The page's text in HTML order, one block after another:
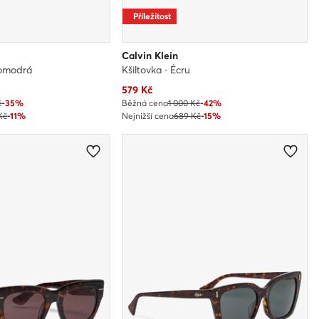
-35%
-11%
Příležitost
Calvin Klein
Kšiltovka · Écru
Aktuální cena
579Kč
Běžná cena1 000 Kč-42%
Nejnižší cena689 Kč-15%